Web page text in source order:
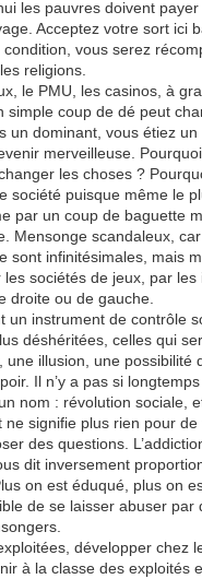
les pauvres doivent
Acceptez votre sort ici
vous serez
religions.
le PMU, les casinos, à
simple coup de dé peut
un dominant, vous étiez
merveilleuse.
les choses ?
société puisque même le
par un coup de baguette
Mensonge scandaleux,
sont infinitésimales, mais
sociétés de jeux, par les
droite ou de gauche.
un instrument de contrôle
déshéritées, celles qui
une illusion, une possibilité
Il n’y a pas si longtemps
nom : révolution sociale,
ne signifie plus rien pour
des questions.
dit inversement
on est éduqué, plus on
de se laisser abuser par
développer chez
à la classe des exploités